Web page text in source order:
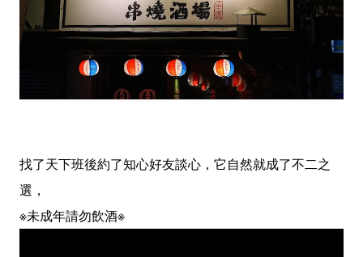
找了天下班後約了知心好友談心，它自然就成了不二之
選，
※未成年請勿飲酒※